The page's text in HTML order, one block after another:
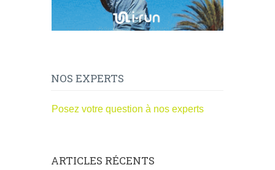
NOS EXPERTS
Posez votre question à nos experts
ARTICLES RÉCENTS